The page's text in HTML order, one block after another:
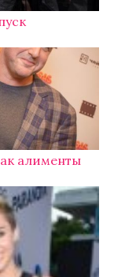
алименты